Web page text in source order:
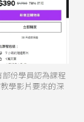
份學員認為課程
學影片要來的深